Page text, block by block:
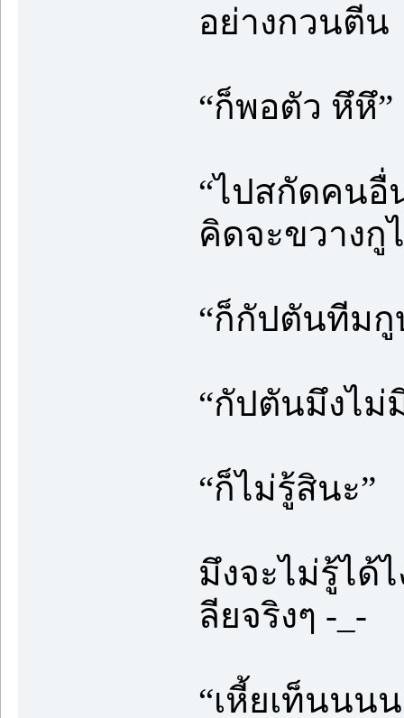
อย่างกวนตีน
“ก็พอตัว หึหึ”
“ไปสกัดคนอื่
คิดจะขวางกู
“ก็กัปตันทีมกู
“กัปตันมึงไม่
“ก็ไม่รู้สินะ”
มึงจะไม่รู้ได้
ลียจริงๆ -_-
“เหี้ยเท็นนน